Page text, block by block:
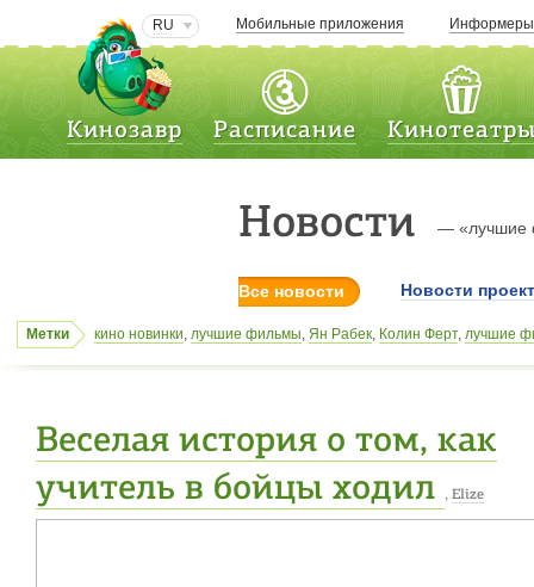
RU Мобильные приложения Информеры
Кинозавр Расписание
Новости — «лучшие
Все новости Новости
Метки кино новинки, лучшие фильмы, Ян Рабек, Колин Ферт, лучшие
лучшие фильмы,Сергей Комаров,афиши кинотеатров,Юлий
Веселая история о том, как
учитель в бойцы ходил
, Elize